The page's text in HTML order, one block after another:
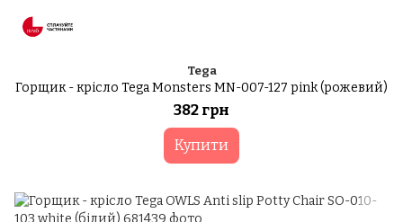
Tega
Горщик - крісло Tega Monsters MN-007-127 pink (рожевий)
382 грн
Купити